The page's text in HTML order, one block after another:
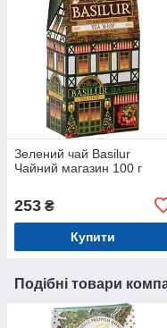
Зелений чай Basilur
Чайний магазин 100 г
253 ₴
Купити
Подібні товари